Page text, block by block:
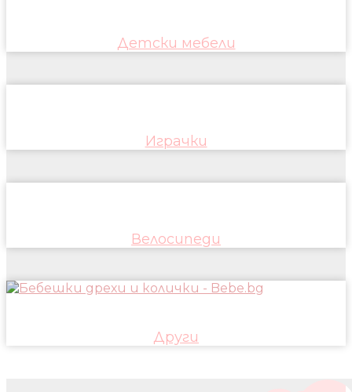
Детски мебели
Играчки
Велосипеди
Други